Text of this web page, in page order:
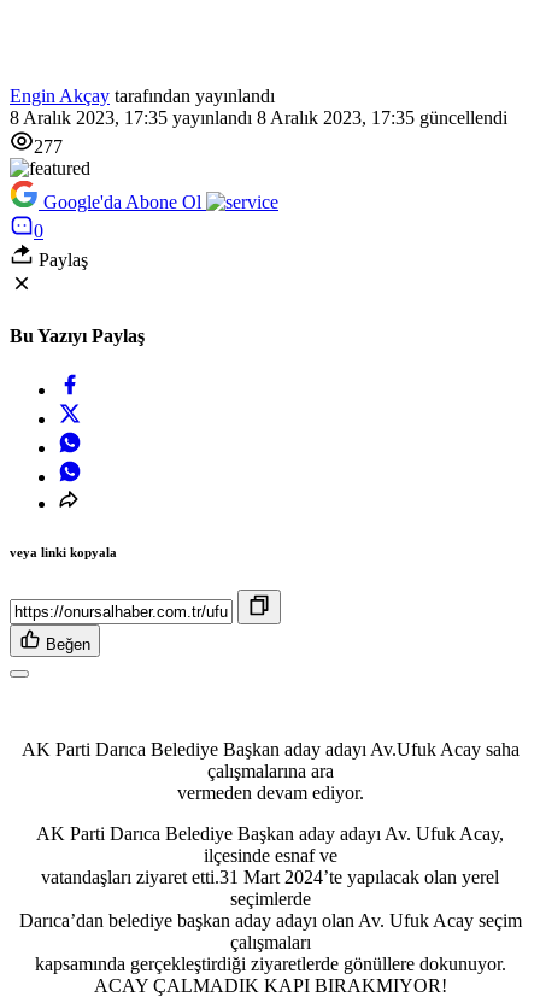
Engin Akçay tarafından yayınlandı
8 Aralık 2023, 17:35 yayınlandı 8 Aralık 2023, 17:35 güncellendi
277
Google'da Abone Ol
0
Paylaş
Bu Yazıyı Paylaş
veya linki kopyala
Beğen
AK Parti Darıca Belediye Başkan aday adayı Av.Ufuk Acay saha
çalışmalarına ara
vermeden devam ediyor.
AK Parti Darıca Belediye Başkan aday adayı Av. Ufuk Acay,
ilçesinde esnaf ve
vatandaşları ziyaret etti.31 Mart 2024’te yapılacak olan yerel
seçimlerde
Darıca’dan belediye başkan aday adayı olan Av. Ufuk Acay seçim
çalışmaları
kapsamında gerçekleştirdiği ziyaretlerde gönüllere dokunuyor.
ACAY ÇALMADIK KAPI BIRAKMIYOR!